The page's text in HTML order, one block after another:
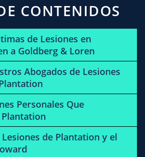
CONTENIDOS
de Lesiones en
a Goldberg & Loren
Abogados de Lesiones
Personales Que
de Plantation y el